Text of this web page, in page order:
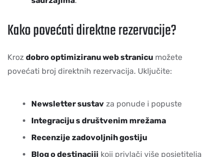
Kako povećati direktne rezervacije?
Kroz dobro optimiziranu web stranicu možete
povećati broj direktnih rezervacija. Uključite:
Newsletter sustav za ponude i popuste
Integraciju s društvenim mrežama
Recenzije zadovoljnih gostiju
Blog o destinaciji koji privlači više posjetitelja